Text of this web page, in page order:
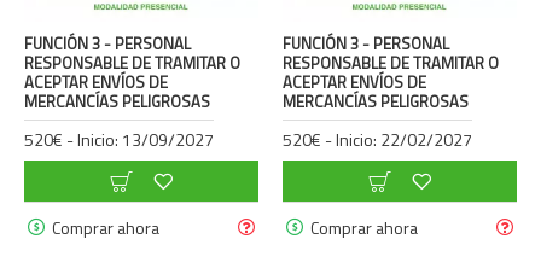
FUNCIÓN 3 - PERSONAL
RESPONSABLE DE TRAMITAR O
ACEPTAR ENVÍOS DE
MERCANCÍAS PELIGROSAS
520€ - Inicio: 13/09/2027
Comprar ahora
FUNCIÓN 3 - PERSONAL
RESPONSABLE DE TRAMITAR O
ACEPTAR ENVÍOS DE
MERCANCÍAS PELIGROSAS
520€ - Inicio: 22/02/2027
Comprar ahora